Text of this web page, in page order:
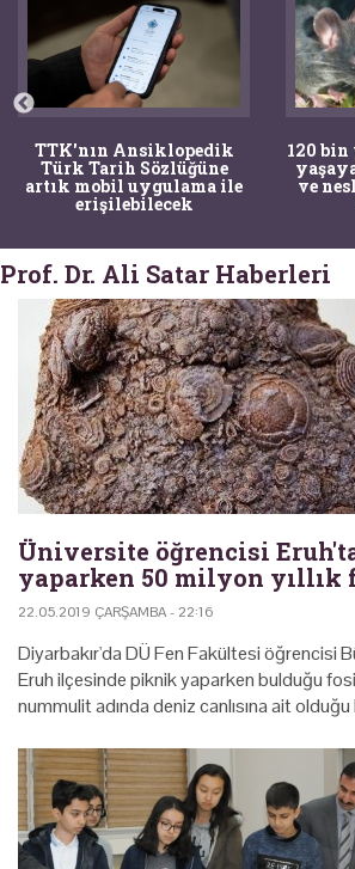
TTK'nın Ansiklopedik
Türk Tarih Sözlüğüne
artık mobil uygulama ile
erişilebilecek
120
ve
Prof. Dr. Ali Satar Haberleri
Üniversite öğrencisi
yaparken 50 milyon yıllık
22.05.2019 ÇARŞAMBA - 22:16
Diyarbakır'da DÜ Fen Fakültesi öğrencisi
Eruh ilçesinde piknik yaparken bulduğu
nummulit adında deniz canlısına ait